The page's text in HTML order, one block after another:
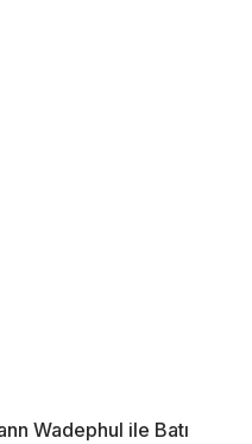
Wadephul ile Batı